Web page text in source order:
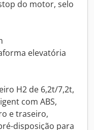
do motor, selo
elevatória
H2 de 6,2t/7,2t,
com ABS,
e traseiro,
disposição para